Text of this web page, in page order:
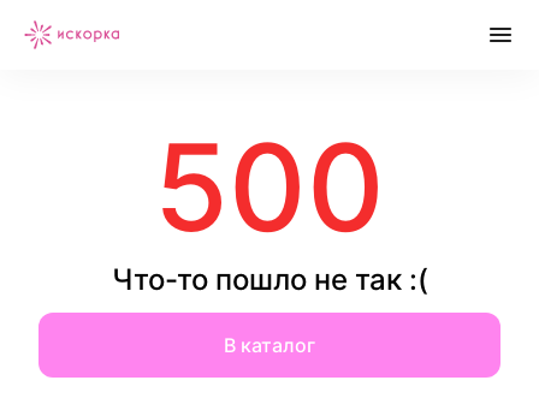
500
Что-то пошло не так :(
В каталог